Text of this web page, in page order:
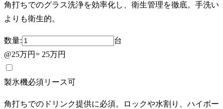
角打ちでのグラス洗浄を効率化し、衛生管理を徹底。手洗い
よりも衛生的。
数量:
台
@25万円= 25万円
製氷機必須リース可
角打ちでのドリンク提供に必須。ロックや水割り、ハイボー